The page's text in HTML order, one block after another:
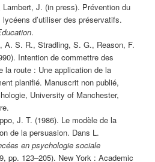
J. (in press). Prévention du
d’utiliser des préservatifs.
.
A. S. R., Stradling, S. G., Reason, F.
Intention de commettre des
la route : Une application de la
planifié. Manuscrit non publié,
University of Manchester,
J. T. (1986). Le modèle de la
de la persuasion. Dans L.
en psychologie sociale
pp. 123–205). New York : Academic